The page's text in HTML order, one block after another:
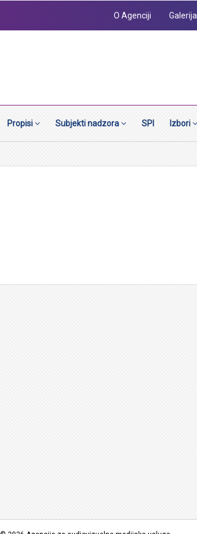
O Agenciji Galerija
Propisi Subjekti nadzora SPI Izbori